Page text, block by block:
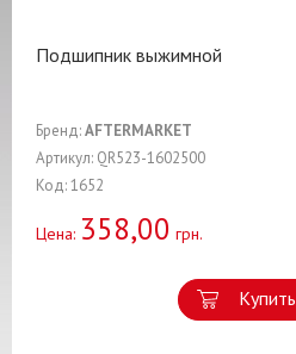
Подшипник выжимной
Бренд:AFTERMARKET
Артикул: QR523-1602500
Код: 1652
Цена: 358,00 грн.
Купить